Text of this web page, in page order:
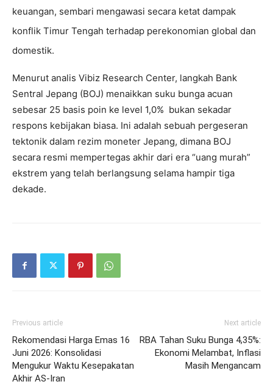
keuangan, sembari mengawasi secara ketat dampak
konflik Timur Tengah terhadap perekonomian global dan
domestik.
Menurut analis Vibiz Research Center, langkah Bank
Sentral Jepang (BOJ) menaikkan suku bunga acuan
sebesar 25 basis poin ke level 1,0% bukan sekadar
respons kebijakan biasa. Ini adalah sebuah pergeseran
tektonik dalam rezim moneter Jepang, dimana BOJ
secara resmi mempertegas akhir dari era “uang murah”
ekstrem yang telah berlangsung selama hampir tiga
dekade.
Previous article
Rekomendasi Harga Emas 16
Juni 2026: Konsolidasi
Mengukur Waktu Kesepakatan
Akhir AS-Iran
Next article
RBA Tahan Suku Bunga 4,35%:
Ekonomi Melambat, Inflasi
Masih Mengancam